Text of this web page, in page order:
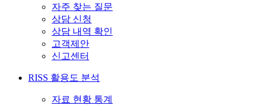
자주 찾는 질문
상담 신청
상담 내역 확인
고객제안
신고센터
RISS 활용도 분석
자료 현황 통계